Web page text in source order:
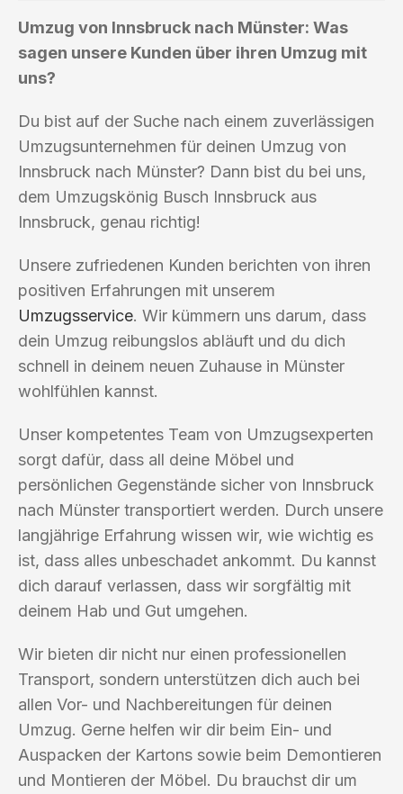
Umzug von Innsbruck nach Münster: Was
sagen unsere Kunden über ihren Umzug mit
uns?
Du bist auf der Suche nach einem zuverlässigen
Umzugsunternehmen für deinen Umzug von
Innsbruck nach Münster? Dann bist du bei uns,
dem Umzugskönig Busch Innsbruck aus
Innsbruck, genau richtig!
Unsere zufriedenen Kunden berichten von ihren
positiven Erfahrungen mit unserem
Umzugsservice. Wir kümmern uns darum, dass
dein Umzug reibungslos abläuft und du dich
schnell in deinem neuen Zuhause in Münster
wohlfühlen kannst.
Unser kompetentes Team von Umzugsexperten
sorgt dafür, dass all deine Möbel und
persönlichen Gegenstände sicher von Innsbruck
nach Münster transportiert werden. Durch unsere
langjährige Erfahrung wissen wir, wie wichtig es
ist, dass alles unbeschadet ankommt. Du kannst
dich darauf verlassen, dass wir sorgfältig mit
deinem Hab und Gut umgehen.
Wir bieten dir nicht nur einen professionellen
Transport, sondern unterstützen dich auch bei
allen Vor- und Nachbereitungen für deinen
Umzug. Gerne helfen wir dir beim Ein- und
Auspacken der Kartons sowie beim Demontieren
und Montieren der Möbel. Du brauchst dir um